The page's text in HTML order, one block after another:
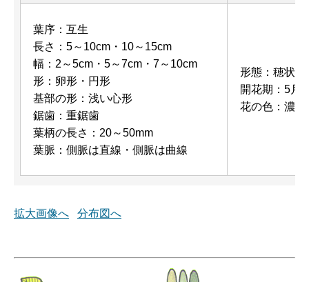
葉序：互生
長さ：5～10cm・10～15cm
幅：2～5cm・5～7cm・7～10cm
形：卵形・円形
基部の形：浅い心形
鋸歯：重鋸歯
葉柄の長さ：20～50mm
葉脈：側脈は直線・側脈は曲線
形態：穂状の
開花期：5月
花の色：濃
拡大画像へ 分布図へ